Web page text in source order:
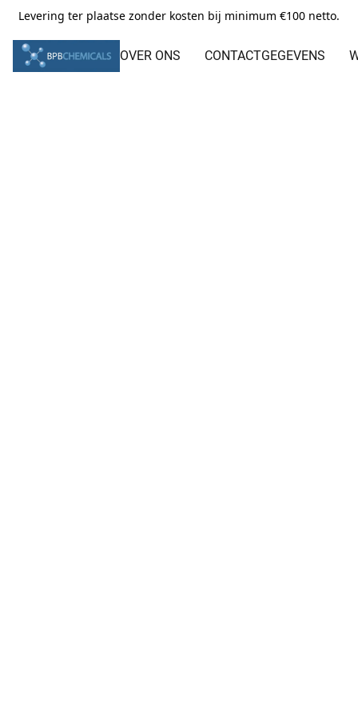
Levering ter plaatse zonder kosten bij minimum €100 netto.
OVER ONS CONTACTGEGEVENS